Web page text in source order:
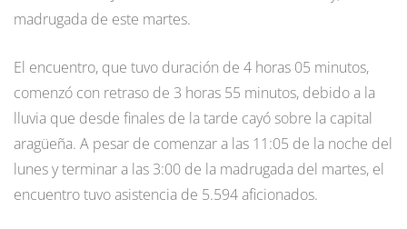
madrugada de este martes.
El encuentro, que tuvo duración de 4 horas 05 minutos,
comenzó con retraso de 3 horas 55 minutos, debido a la
lluvia que desde finales de la tarde cayó sobre la capital
aragüeña. A pesar de comenzar a las 11:05 de la noche del
lunes y terminar a las 3:00 de la madrugada del martes, el
encuentro tuvo asistencia de 5.594 aficionados.